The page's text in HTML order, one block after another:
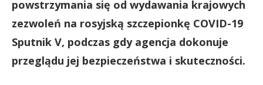
powstrzymania się od wydawania krajowych
zezwoleń na rosyjską szczepionkę COVID-19
Sputnik V, podczas gdy agencja dokonuje
przeglądu jej bezpieczeństwa i skuteczności.